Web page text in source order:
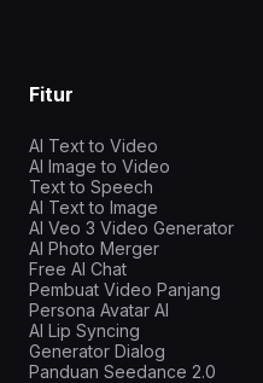
Fitur
AI Text to Video
AI Image to Video
Text to Speech
AI Text to Image
AI Veo 3 Video Generator
AI Photo Merger
Free AI Chat
Pembuat Video Panjang
Persona Avatar AI
AI Lip Syncing
Generator Dialog
Panduan Seedance 2.0